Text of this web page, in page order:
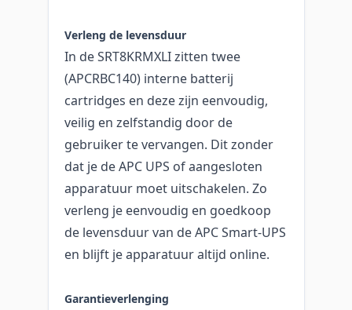
Verleng de levensduur
In de SRT8KRMXLI zitten twee
(APCRBC140) interne batterij
cartridges en deze zijn eenvoudig,
veilig en zelfstandig door de
gebruiker te vervangen. Dit zonder
dat je de APC UPS of aangesloten
apparatuur moet uitschakelen. Zo
verleng je eenvoudig en goedkoop
de levensduur van de APC Smart-UPS
en blijft je apparatuur altijd online.
Garantieverlenging